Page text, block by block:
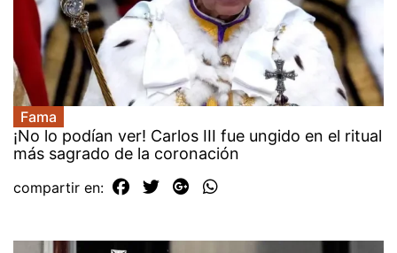
Fama
¡No lo podían ver! Carlos III fue ungido en el ritual
más sagrado de la coronación
compartir en: